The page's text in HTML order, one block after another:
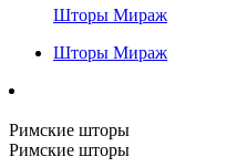
Шторы Мираж
Шторы Мираж
Римские шторы
Римские шторы